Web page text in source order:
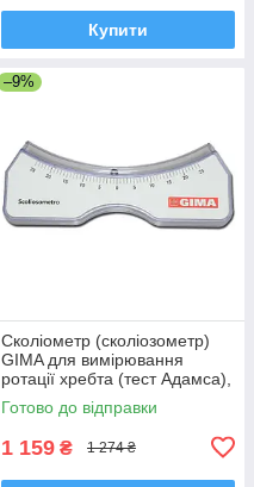
Купити
–9%
Сколіометр (сколіозометр)
GIMA для вимірювання
ротації хребта (тест Адамса),
Італія
Готово до відправки
1 159 ₴ 1 274 ₴